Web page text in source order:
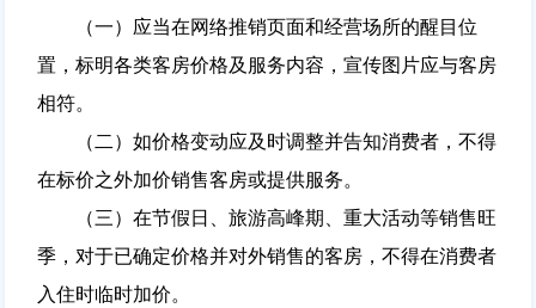
（一）应当在网络推销页面和经营场所的醒目位
置，标明各类客房价格及服务内容，宣传图片应与客房
相符。
（二）如价格变动应及时调整并告知消费者，不得
在标价之外加价销售客房或提供服务。
（三）在节假日、旅游高峰期、重大活动等销售旺
季，对于已确定价格并对外销售的客房，不得在消费者
入住时临时加价。